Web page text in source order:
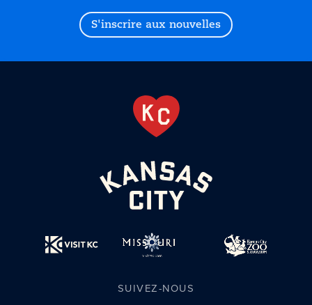
S'inscrire aux nouvelles
SUIVEZ-NOUS